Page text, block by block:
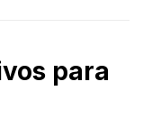
para